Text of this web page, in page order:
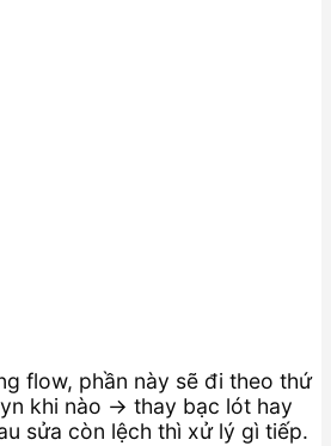
flow, phần này sẽ đi theo thứ
khi nào → thay bạc lót hay
sửa còn lệch thì xử lý gì tiếp.